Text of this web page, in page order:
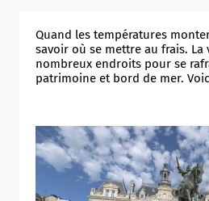
Quand les températures
savoir où se mettre au frais. La
nombreux endroits pour se
patrimoine et bord de mer.